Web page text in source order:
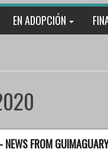
EN ADOPCIÓN
FROM